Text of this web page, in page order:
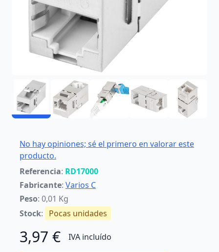
No hay opiniones; sé el primero en valorar este
producto.
Referencia: RD17000
Fabricante: Varios C
Peso: 0,01 Kg
Stock: Pocas unidades
3,97 € IVA incluído